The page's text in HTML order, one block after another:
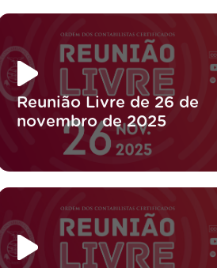
Reunião Livre de 26 de
novembro de 2025